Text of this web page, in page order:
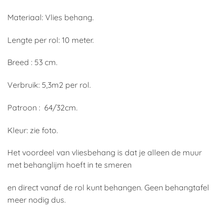
Materiaal: Vlies behang.
Lengte per rol: 10 meter.
Breed : 53 cm.
Verbruik: 5,3m2 per rol.
Patroon : 64/32cm.
Kleur: zie foto.
Het voordeel van vliesbehang is dat je alleen de muur
met behanglijm hoeft in te smeren
en direct vanaf de rol kunt behangen. Geen behangtafel
meer nodig dus.